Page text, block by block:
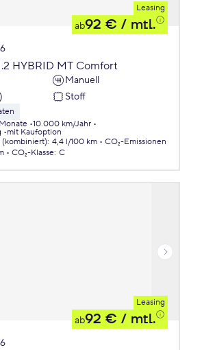
Leasing
ab92 € / mtl.
HYBRID MT Comfort
Manuell
Stoff
10.000 km/Jahr
mit Kaufoption
(kombiniert): 4,4 l/100 km
CO₂-Emissionen
CO₂-Klasse: C
Leasing
ab92 € / mtl.